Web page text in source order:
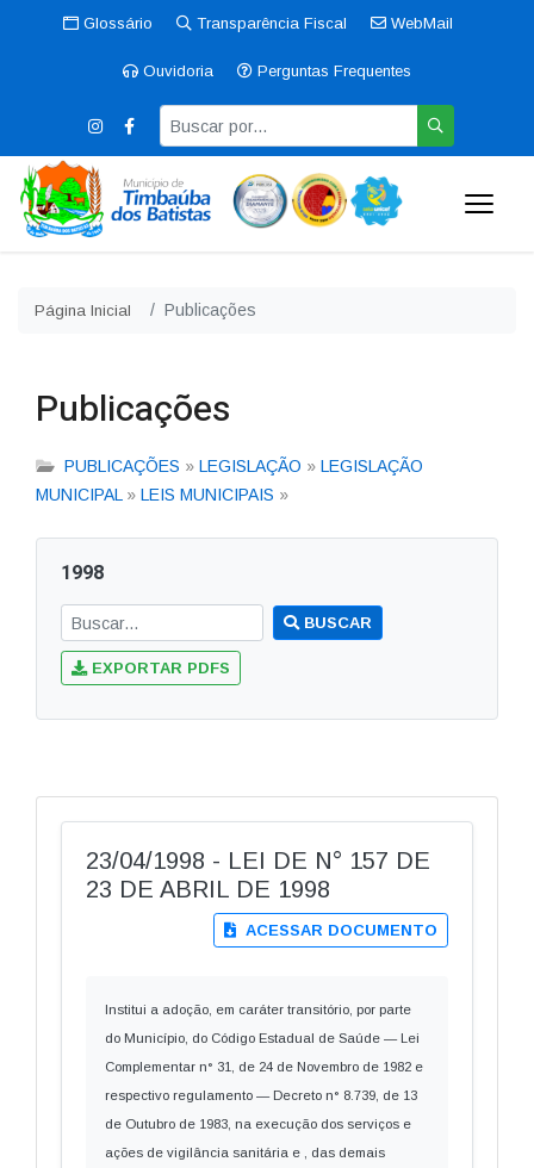
Glossário Transparência Fiscal WebMail
Ouvidoria Perguntas Frequentes
Página Inicial Publicações
Publicações
PUBLICAÇÕES » LEGISLAÇÃO » LEGISLAÇÃO
MUNICIPAL » LEIS MUNICIPAIS »
1998
BUSCAR
EXPORTAR PDFS
23/04/1998 - LEI DE N° 157 DE
23 DE ABRIL DE 1998
ACESSAR DOCUMENTO
Institui a adoção, em caráter transitório, por parte
do Município, do Código Estadual de Saúde — Lei
Complementar n° 31, de 24 de Novembro de 1982 e
respectivo regulamento — Decreto n° 8.739, de 13
de Outubro de 1983, na execução dos serviços e
ações de vigilância sanitária e , das demais